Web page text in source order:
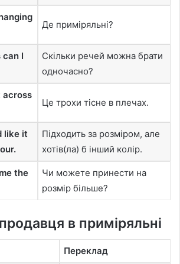
Де приміряльні?
can I
Скільки речей можна брати
одночасно?
across
Це трохи тісне в плечах.
like it
Підходить за розміром, але
хотів(ла) б інший колір.
the
Чи можете принести на
розмір більше?
в приміряльні
Переклад